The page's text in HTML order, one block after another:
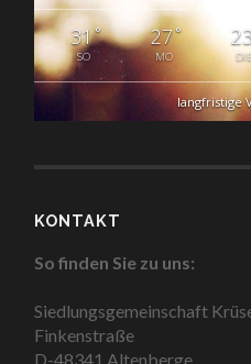
31°
SO
27°
MO
langfristige
KONTAKT
So finden Sie zu uns:
Siedlungsgemeinschaft
Finkenstraße
D-48341 Altenberge